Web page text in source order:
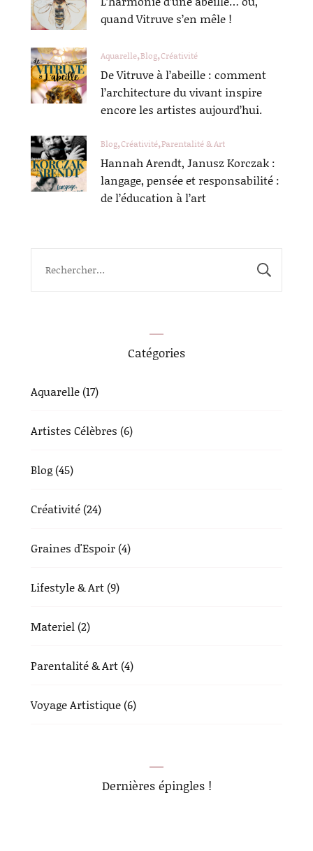
quand Vitruve s’en mêle !
Aquarelle Blog Créativité
De Vitruve à l’abeille : comment
l’architecture du vivant inspire
encore les artistes aujourd’hui.
Blog Créativité Parentalité & Art
Hannah Arendt, Janusz Korczak :
langage, pensée et responsabilité :
de l’éducation à l’art
Catégories
Aquarelle(17)
Artistes Célèbres (6)
Blog(45)
Créativité(24)
Graines d'Espoir(4)
Lifestyle & Art(9)
Materiel(2)
Parentalité & Art(4)
Voyage Artistique(6)
Dernières épingles !